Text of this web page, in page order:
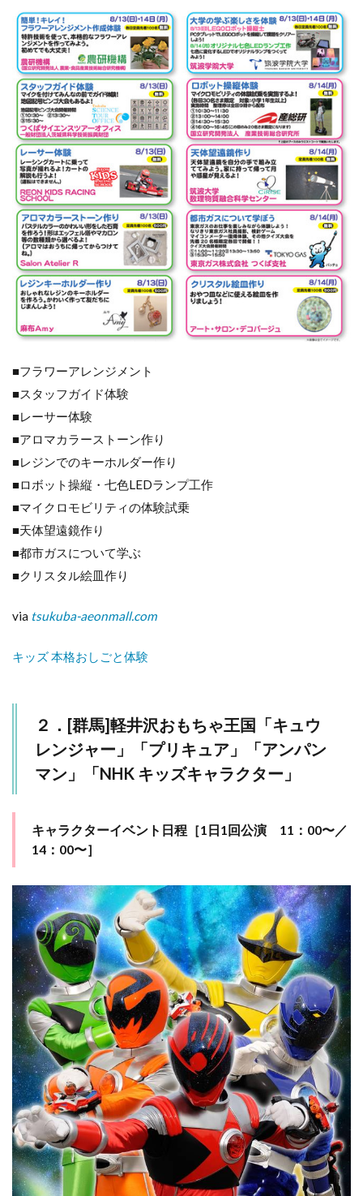
で開催中～
「迷宮森殿
ITADAKI」が
期間限定で夜
の森バージョ
ン
「SASAYAKI」
に！ツインリ
ンクもてぎ
6.1
森の
立体迷路
「迷宮森殿
ITADAKI」
6.2
SASAYAKI
夜の森を
体感
びし
れイ
ト
6.4
夏休
みイ
ト｜
夏も
いた
だき
森の
家族
イン
てぎ
[栃
9月
24
開催
中
大恐
竜展
Ⅱ－
トリ
ケラ
トプ
スと
アジ
アの
超肉
食恐
竜」
那須
野が
原博
物館
8
ま
と
■フラワーアレンジメント
■スタッフガイド体験
■レーサー体験
■アロマカラーストーン作り
■レジンでのキーホルダー作り
■ロボット操縦・七色LEDランプ工作
■マイクロモビリティの体験試乗
■天体望遠鏡作り
■都市ガスについて学ぶ
■クリスタル絵皿作り
via tsukuba-aeonmall.com
キッズ 本格おしごと体験
２．[群馬]軽井沢おもちゃ王国「キュウ
レンジャー」「プリキュア」「アンパン
マン」「NHK キッズキャラクター」
キャラクターイベント日程［1日1回公演 11：00〜／
14：00〜］